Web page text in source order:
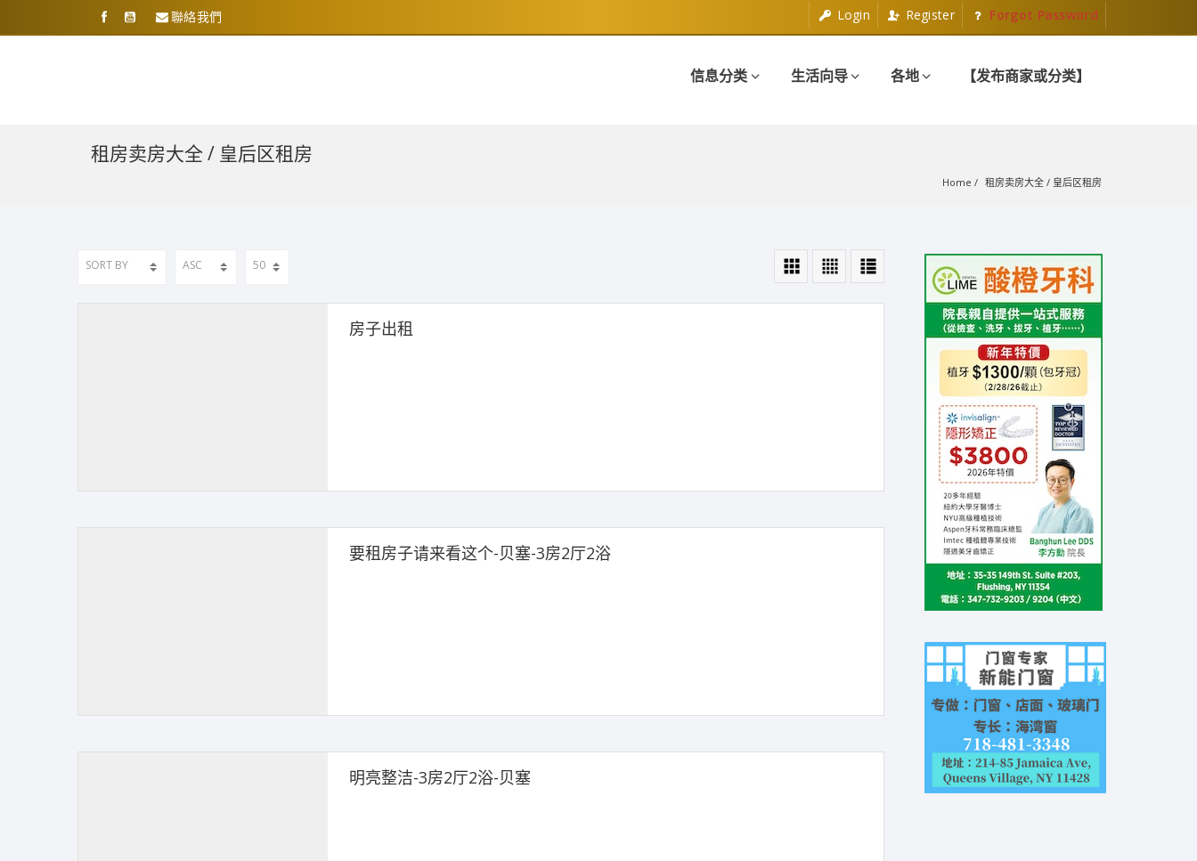
聯絡我們 Login Register Forgot Password
信息分类 生活向导 各地 【发布商家或分类】
租房卖房大全 / 皇后区租房
Home 租房卖房大全 / 皇后区租房
房子出租
要租房子请来看这个-贝塞-3房2厅2浴
明亮整洁-3房2厅2浴-贝塞